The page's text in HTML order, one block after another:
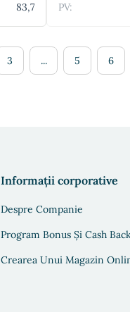
83,7
PV:
3 ... 5 6
Informații corporative
Despre Companie
Program Bonus Și Cash
Crearea Unui Magazin